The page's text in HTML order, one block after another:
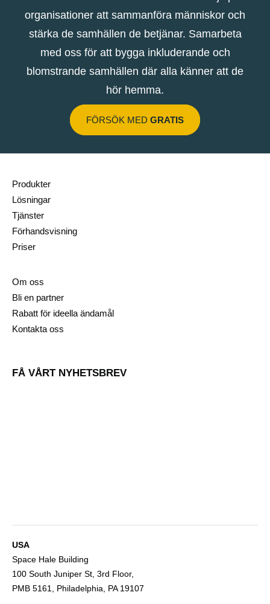
organisationer att sammanföra människor och
stärka de samhällen de betjänar. Samarbeta
med oss ​​för att bygga inkluderande och
blomstrande samhällen där alla känner att de
hör hemma.
FÖRSÖK MED GRATIS
Produkter
Lösningar
Tjänster
Förhandsvisning
Priser
Om oss
Bli en partner
Rabatt för ideella ändamål
Kontakta oss
FÅ VÅRT NYHETSBREV
USA
Space Hale Building
100 South Juniper St, 3rd Floor,
PMB 5161, Philadelphia, PA 19107